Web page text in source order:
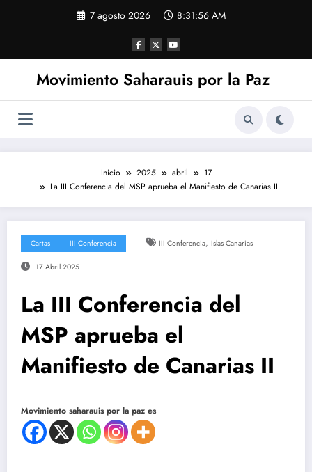
7 agosto 2026 8:31:57 AM
Movimiento Saharauis por la Paz
Inicio 2025 abril
17
La III Conferencia del MSP aprueba el Manifiesto de Canarias II
Cartas III Conferencia III Conferencia, Islas Canarias
17 Abril 2025
La III Conferencia del
MSP aprueba el
Manifiesto de Canarias II
Movimiento saharauis por la paz es